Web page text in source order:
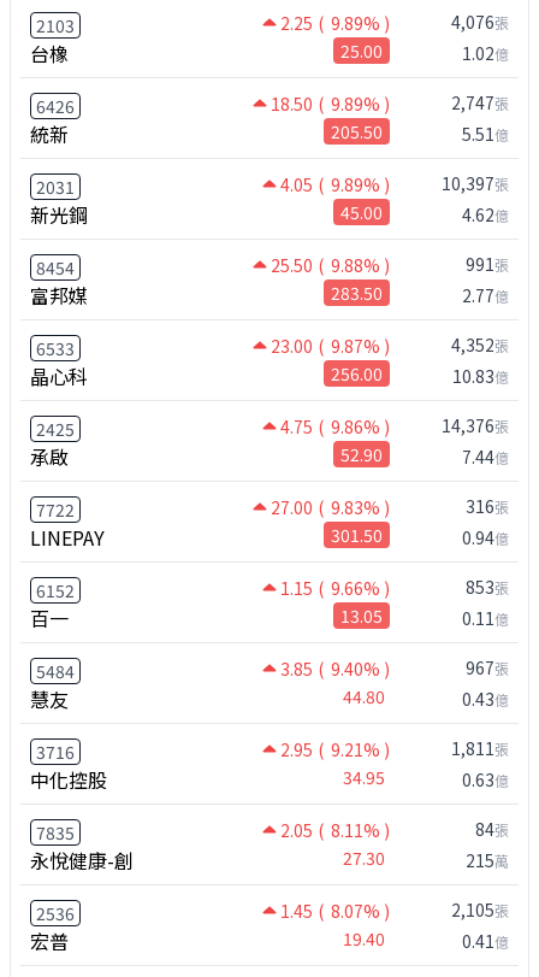
2103 2.25 ( 9.89% )
台橡 25.00
4,076張
1.02億
6426 18.50 ( 9.89% )
統新 205.50
2,747張
5.51億
2031 4.05 ( 9.89% )
新光鋼 45.00
10,397張
4.62億
8454 25.50 ( 9.88% )
富邦媒 283.50
991張
2.77億
6533 23.00 ( 9.87% )
晶心科 256.00
4,352張
10.83億
2425 4.75 ( 9.86% )
承啟 52.90
14,376張
7.44億
7722 27.00 ( 9.83% )
LINEPAY 301.50
316張
0.94億
6152 1.15 ( 9.66% )
百一 13.05
853張
0.11億
5484 3.85 ( 9.40% )
慧友 44.80
967張
0.43億
3716 2.95 ( 9.21% )
中化控股 34.95
1,811張
0.63億
7835 2.05 ( 8.11% )
永悅健康-創 27.30
84張
215萬
2536 1.45 ( 8.07% )
宏普 19.40
2,105張
0.41億